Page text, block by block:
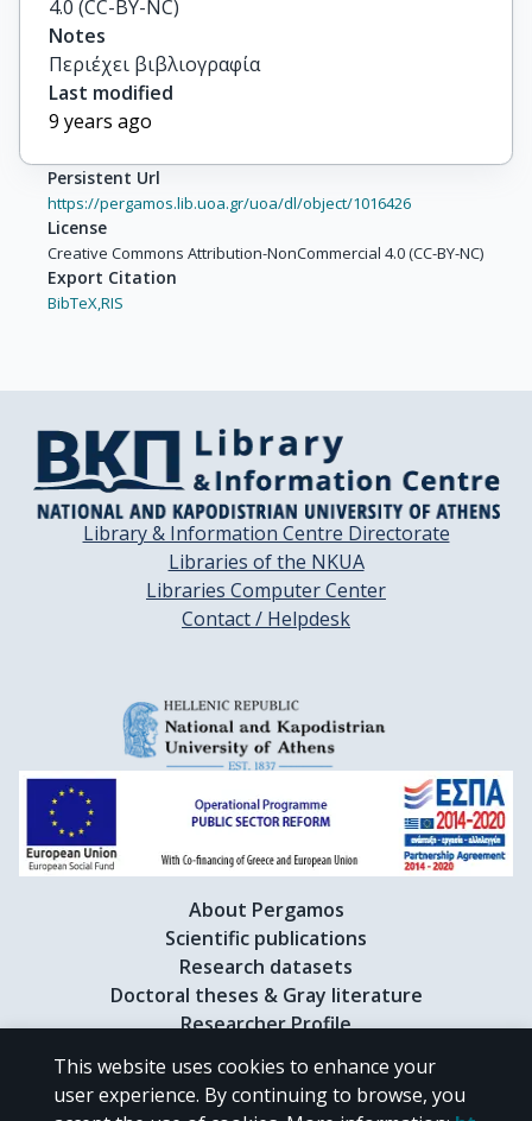
4.0 (CC-BY-NC)
Notes
Περιέχει βιβλιογραφία
Last modified
9 years ago
Persistent Url
https://pergamos.lib.uoa.gr/uoa/dl/object/1016426
License
Creative Commons Attribution-NonCommercial 4.0 (CC-BY-NC)
Export Citation
BibTeX,RIS
Library & Information Centre Directorate
Libraries of the NKUA
Libraries Computer Center
Contact / Helpdesk
About Pergamos
Scientific publications
Research datasets
Doctoral theses & Gray literature
Researcher Profile
CC BY-NC 4.0
This website uses cookies to enhance your
user experience. By continuing to browse, you